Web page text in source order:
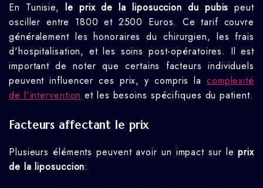
En Tunisie,le prix de la liposuccion du pubis peut
osciller entre 1800 et 2500 Euros. Ce tarif couvre
généralement les honoraires du chirurgien, les frais
d'hospitalisation, et les soins post-opératoires. Il est
important de noter que certains facteurs individuels
peuvent influencer ces prix, y compris la complexité
de l'intervention et les besoins spécifiques du patient.
Facteurs affectant le prix
Plusieurs éléments peuvent avoir un impact sur leprix
de la liposuccion: